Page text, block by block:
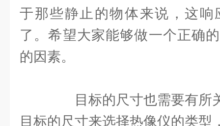
于那些静止的物体来说，这响
了。希望大家能够做一个正确
的因素。
目标的尺寸也需要有所
目标的尺寸来选择热像仪的类型